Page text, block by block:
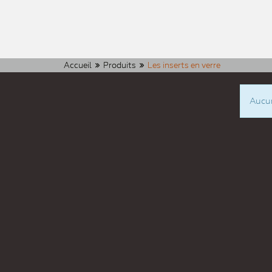
Accueil Produits Les inserts en verre